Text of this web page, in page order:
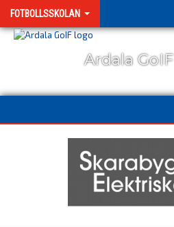
FOTBOLLSSKOLAN
Ardala GoIF